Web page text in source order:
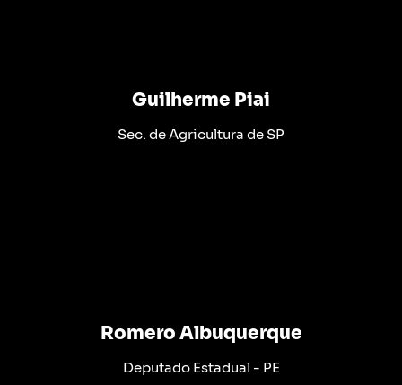
Guilherme Piai
Sec. de Agricultura de SP
Romero Albuquerque
Deputado Estadual - PE